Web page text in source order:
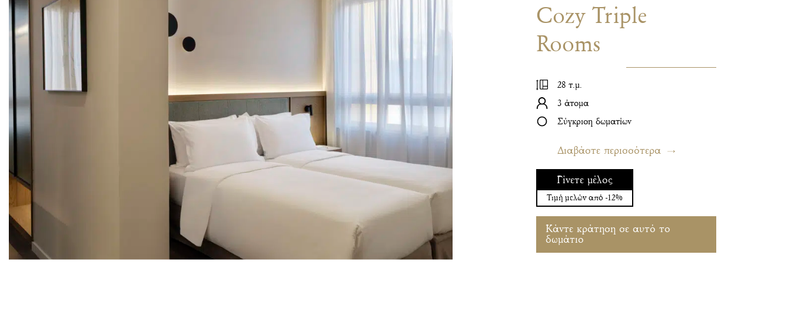
Cozy Triple
Rooms
28 τ.μ.
3 άτομα
Σύγκριση δωματίων
Διαβάστε περισσότερα
Γίνετε μέλος
Τιμή μελών από -12%
Κάντε κράτηση σε αυτό το
δωμάτιο